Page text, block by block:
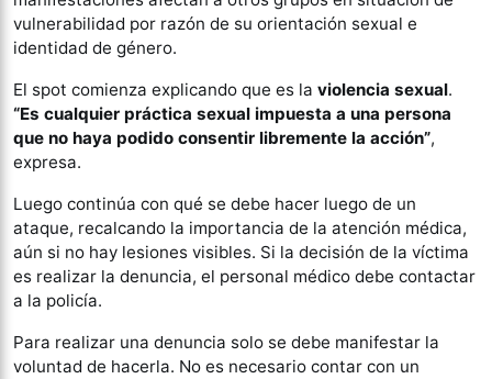
vulnerabilidad por razón de su orientación sexual e
identidad de género.
El spot comienza explicando que es la violencia sexual.
“Es cualquier práctica sexual impuesta a una persona
que no haya podido consentir libremente la acción”,
expresa.
Luego continúa con qué se debe hacer luego de un
ataque, recalcando la importancia de la atención médica,
aún si no hay lesiones visibles. Si la decisión de la víctima
es realizar la denuncia, el personal médico debe contactar
a la policía.
Para realizar una denuncia solo se debe manifestar la
voluntad de hacerla. No es necesario contar con un